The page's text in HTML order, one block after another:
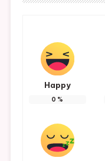
Happy
0 %